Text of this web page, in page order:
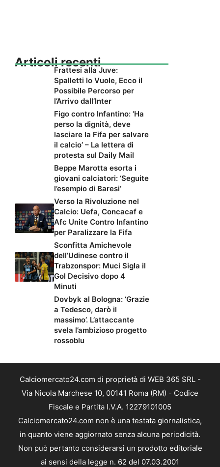
Articoli recenti
Frattesi alla Juve:
Spalletti lo Vuole, Ecco il
Possibile Percorso per
l’Arrivo dall’Inter
Figo contro Infantino: ‘Ha
perso la dignità, deve
lasciare la Fifa per salvare
il calcio’ – La lettera di
protesta sul Daily Mail
Beppe Marotta esorta i
giovani calciatori: ‘Seguite
l’esempio di Baresi’
Verso la Rivoluzione nel
Calcio: Uefa, Concacaf e
Afc Unite Contro Infantino
per Paralizzare la Fifa
Sconfitta Amichevole
dell’Udinese contro il
Trabzonspor: Muci Sigla il
Gol Decisivo dopo 4
Minuti
Dovbyk al Bologna: ‘Grazie
a Tedesco, darò il
massimo’. L’attaccante
svela l’ambizioso progetto
rossoblu
Calciomercato24.com di proprietà di WEB 365 SRL -
Via Nicola Marchese 10, 00141 Roma (RM) - Codice
Fiscale e Partita I.V.A. 12279101005
Calciomercato24.com non è una testata giornalistica,
in quanto viene aggiornato senza alcuna periodicità.
Non può pertanto considerarsi un prodotto editoriale
ai sensi della legge n. 62 del 07.03.2001